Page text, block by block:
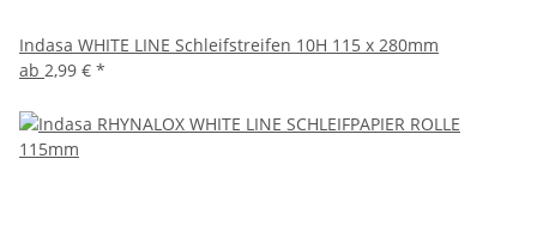
Indasa WHITE LINE Schleifstreifen 10H 115 x 280mm
ab 2,99 € *